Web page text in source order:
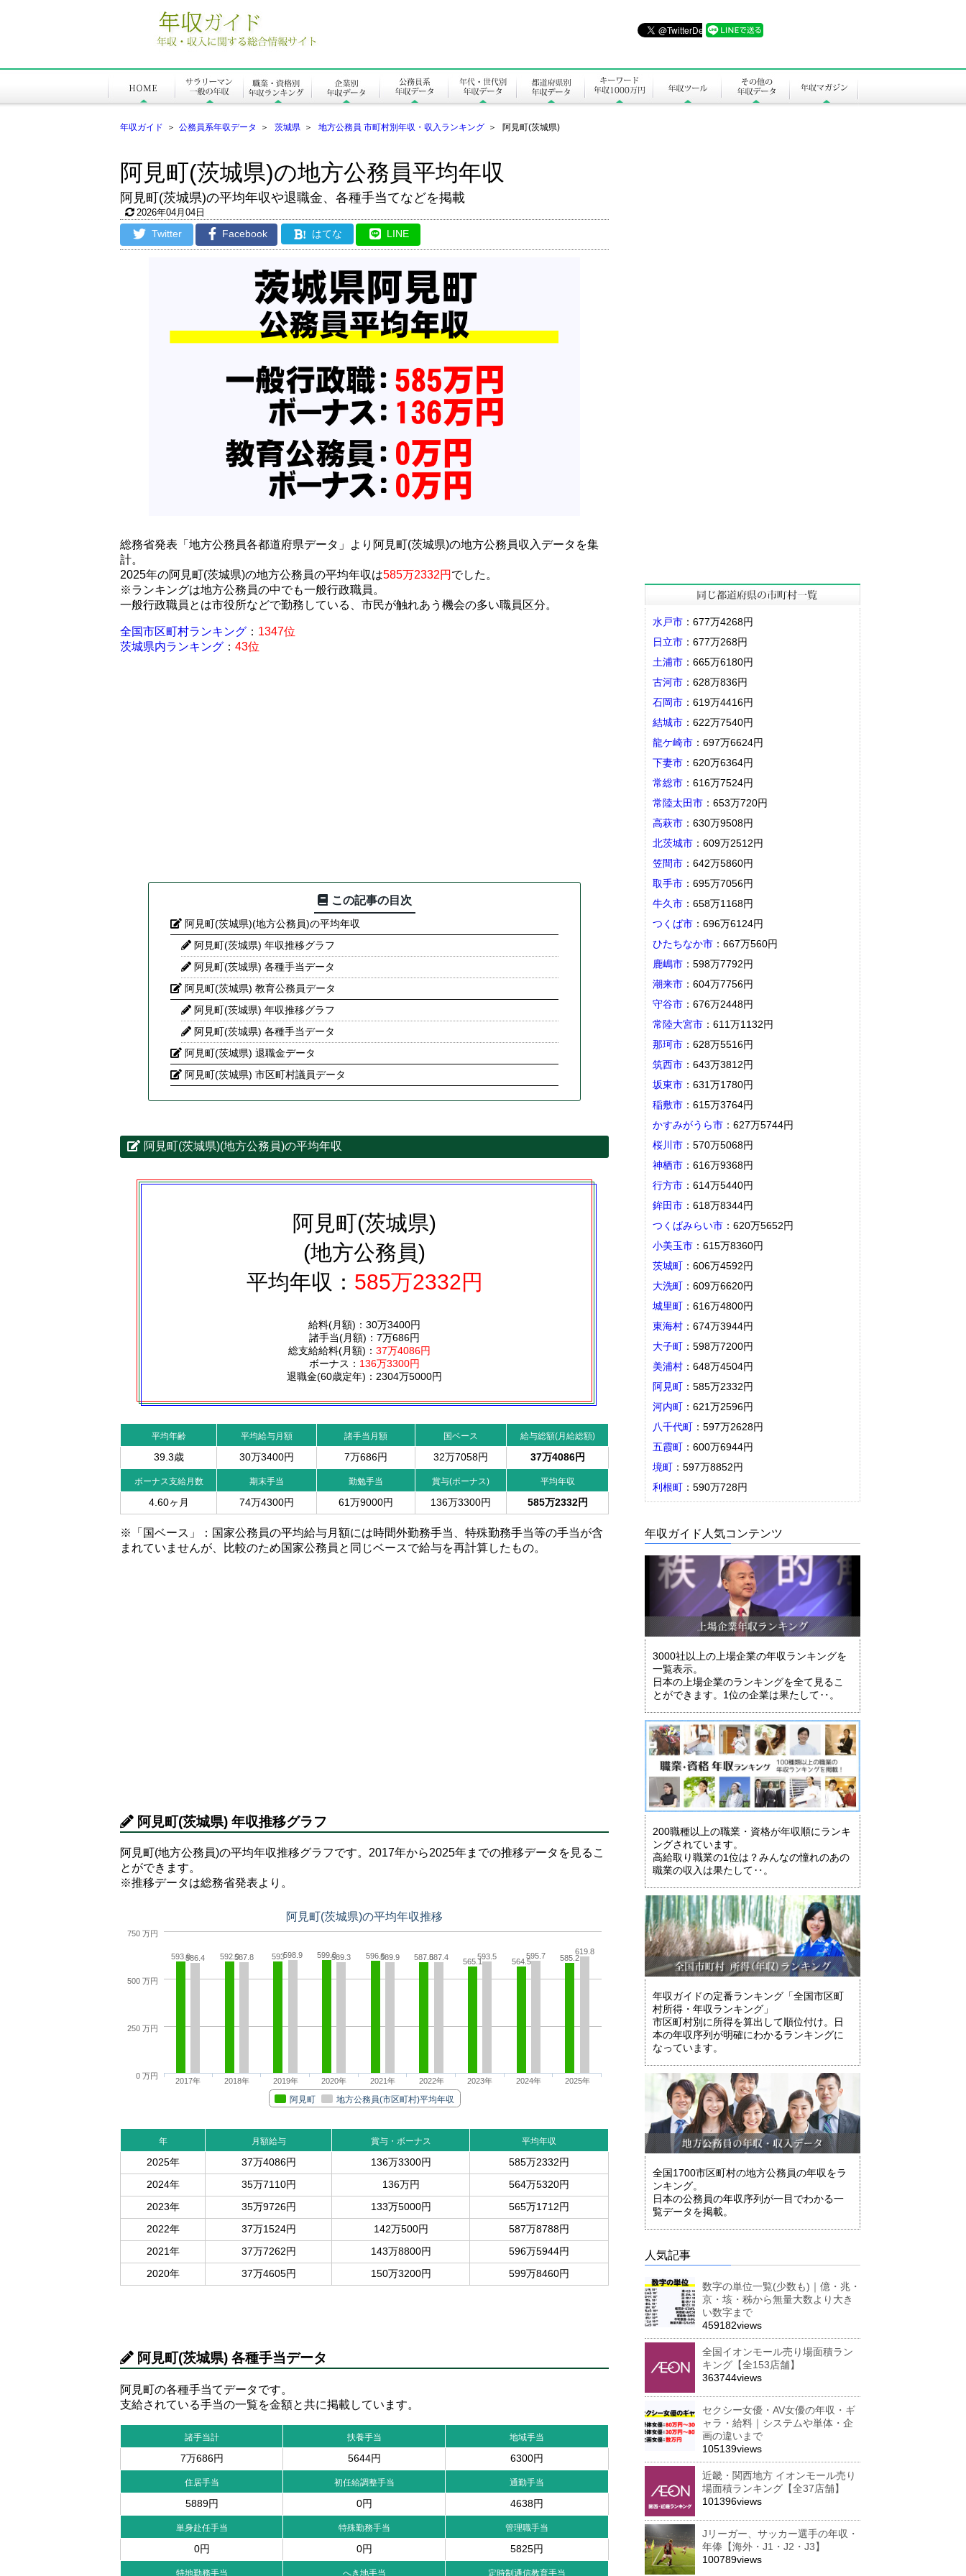
年収ガイド ＞ 公務員系年収データ ＞ 茨城県 ＞ 地方公務員 市町村別年収・収入ランキング ＞ 阿見町(茨城県)
阿見町(茨城県)の地方公務員平均年収
阿見町(茨城県)の平均年収や退職金、各種手当てなどを掲載
2026年04月04日
Twitter Facebook ! はてな LINE
総務省発表「地方公務員各都道府県データ」より阿見町(茨城県)の地方公務員収入データを集
計。
2025年の阿見町(茨城県)の地方公務員の平均年収は585万2332円 でした。
※ランキングは地方公務員の中でも一般行政職員。
一般行政職員とは市役所などで勤務している、市民が触れあう機会の多い職員区分。
全国市区町村ランキング ： 1347位
茨城県内ランキング ： 43位
この記事の目次
阿見町(茨城県)(地方公務員)の平均年収
阿見町(茨城県) 年収推移グラフ
阿見町(茨城県) 各種手当データ
阿見町(茨城県) 教育公務員データ
阿見町(茨城県) 年収推移グラフ
阿見町(茨城県) 各種手当データ
阿見町(茨城県) 退職金データ
阿見町(茨城県) 市区町村議員データ
阿見町(茨城県)(地方公務員)の平均年収
阿見町(茨城県)
(地方公務員)
平均年収： 585万2332円
給料(月額)：30万3400円
諸手当(月額)：7万686円
総支給給料(月額)： 37万4086円
ボーナス： 136万3300円
退職金(60歳定年)：2304万5000円
平均年齢 平均給与月額 諸手当月額 国ベース 給与総額(月給総額)
39.3歳 30万3400円 7万686円 32万7058円 37万4086円
ボーナス支給月数 期末手当 勤勉手当 賞与(ボーナス) 平均年収
4.60ヶ月 74万4300円 61万9000円 136万3300円 585万2332円
※「国ベース」：国家公務員の平均給与月額には時間外勤務手当、特殊勤務手当等の手当が含
まれていませんが、比較のため国家公務員と同じベースで給与を再計算したもの。
阿見町(茨城県) 年収推移グラフ
阿見町(地方公務員)の平均年収推移グラフです。2017年から2025年までの推移データを見るこ
とができます。
※推移データは総務省発表より。
阿見町(茨城県)の平均年収推移
593.9 592.9 593 599.8 596.5 587.8 565.1 564.5 585.2
586.4 587.8 598.9 589.3 589.9 587.4 593.5 595.7 619.8
阿見町 地方公務員(市区町村)平均年収
2017年 2018年 2019年 2020年 2021年 2022年 2023年 2024年 2025年
0 万円
250 万円
500 万円
750 万円
年 月額給与 賞与・ボーナス 平均年収
2025年 37万4086円 136万3300円
585万2332円
2024年
35万7110円 136万円
564万5320円
2023年
35万9726円 133万5000円
565万1712円
2022年
37万1524円 142万500円
587万8788円
2021年
37万7262円 143万8800円
596万5944円
2020年
37万4605円 150万3200円 599万8460円
阿見町(茨城県) 各種手当データ
阿見町の各種手当てデータです。
支給されている手当の一覧を金額と共に掲載しています。
諸手当計 扶養手当 地域手当
7万686円 5644円 6300円
住居手当 初任給調整手当 通勤手当
5889円 0円 4638円
単身赴任手当 特殊勤務手当 管理職手当
0円 0円 5825円
特地勤務手当 へき地手当 定時制通信教育手当
水戸市 ：677万4268円
日立市 ：677万268円
土浦市 ：665万6180円
古河市 ：628万836円
石岡市 ：619万4416円
結城市 ：622万7540円
龍ケ崎市 ：697万6624円
下妻市 ：620万6364円
常総市 ：616万7524円
常陸太田市 ：653万720円
高萩市 ：630万9508円
北茨城市 ：609万2512円
笠間市 ：642万5860円
取手市 ：695万7056円
牛久市 ：658万1168円
つくば市 ：696万6124円
ひたちなか市 ：667万560円
鹿嶋市 ：598万7792円
潮来市 ：604万7756円
守谷市 ：676万2448円
常陸大宮市 ：611万1132円
那珂市 ：628万5516円
筑西市 ：643万3812円
坂東市 ：631万1780円
稲敷市 ：615万3764円
かすみがうら市 ：627万5744円
桜川市 ：570万5068円
神栖市 ：616万9368円
行方市 ：614万5440円
鉾田市 ：618万8344円
つくばみらい市 ：620万5652円
小美玉市 ：615万8360円
茨城町 ：606万4592円
大洗町 ：609万6620円
城里町 ：616万4800円
東海村 ：674万3944円
大子町 ：598万7200円
美浦村 ：648万4504円
阿見町 ：585万2332円
河内町 ：621万2596円
八千代町 ：597万2628円
五霞町 ：600万6944円
境町 ：597万8852円
利根町 ：590万728円
年収ガイド人気コンテンツ
3000社以上の上場企業の年収ランキングを
一覧表示。
日本の上場企業のランキングを全て見るこ
とができます。1位の企業は果たして‥。
200職種以上の職業・資格が年収順にランキ
ングされています。
高給取り職業の1位は？みんなの憧れのあの
職業の収入は果たして‥。
年収ガイドの定番ランキング「全国市区町
村所得・年収ランキング」
市区町村別に所得を算出して順位付け。日
本の年収序列が明確にわかるランキングに
なっています。
全国1700市区町村の地方公務員の年収をラ
ンキング。
日本の公務員の年収序列が一目でわかる一
覧データを掲載。
人気記事
数字の単位一覧(少数も)｜億・兆・
京・垓・秭から無量大数より大き
い数字まで
459182views
全国イオンモール売り場面積ラン
キング【全153店舗】
363744views
セクシー女優・AV女優の年収・ギ
ャラ・給料｜システムや単体・企
画の違いまで
105139views
近畿・関西地方 イオンモール売り
場面積ランキング【全37店舗】
101396views
Jリーガー、サッカー選手の年収・
年俸【海外・J1・J2・J3】
100789views